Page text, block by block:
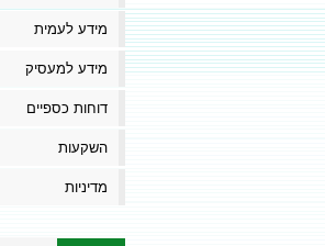
מידע לעמית
מידע למעסיק
דוחות כספיים
השקעות
מדיניות